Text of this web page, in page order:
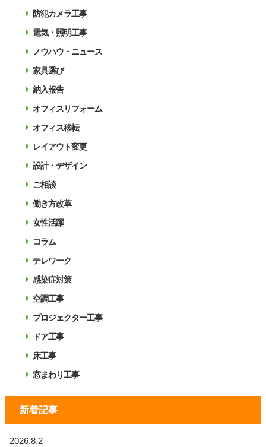
防犯カメラ工事
電気・照明工事
ノウハウ・ニュース
家具選び
納入報告
オフィスリフォーム
オフィス移転
レイアウト変更
設計・デザイン
ご相談
働き方改革
女性活躍
コラム
テレワーク
感染症対策
空調工事
プロジェクター工事
ドア工事
床工事
窓まわり工事
新着記事
2026.8.2